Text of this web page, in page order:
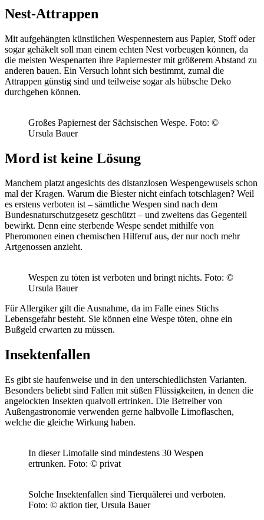
Nest-Attrappen
Mit aufgehängten künstlichen Wespennestern aus Papier, Stoff oder
sogar gehäkelt soll man einem echten Nest vorbeugen können, da
die meisten Wespenarten ihre Papiernester mit größerem Abstand zu
anderen bauen. Ein Versuch lohnt sich bestimmt, zumal die
Attrappen günstig sind und teilweise sogar als hübsche Deko
durchgehen können.
Großes Papiernest der Sächsischen Wespe. Foto: ©
Ursula Bauer
Mord ist keine Lösung
Manchem platzt angesichts des distanzlosen Wespengewusels schon
mal der Kragen. Warum die Biester nicht einfach totschlagen? Weil
es erstens verboten ist – sämtliche Wespen sind nach dem
Bundesnaturschutzgesetz geschützt – und zweitens das Gegenteil
bewirkt. Denn eine sterbende Wespe sendet mithilfe von
Pheromonen einen chemischen Hilferuf aus, der nur noch mehr
Artgenossen anzieht.
Wespen zu töten ist verboten und bringt nichts. Foto: ©
Ursula Bauer
Für Allergiker gilt die Ausnahme, da im Falle eines Stichs
Lebensgefahr besteht. Sie können eine Wespe töten, ohne ein
Bußgeld erwarten zu müssen.
Insektenfallen
Es gibt sie haufenweise und in den unterschiedlichsten Varianten.
Besonders beliebt sind Fallen mit süßen Flüssigkeiten, in denen die
angelockten Insekten qualvoll ertrinken. Die Betreiber von
Außengastronomie verwenden gerne halbvolle Limoflaschen,
welche die gleiche Wirkung haben.
In dieser Limofalle sind mindestens 30 Wespen
ertrunken. Foto: © privat
Solche Insektenfallen sind Tierquälerei und verboten.
Foto: © aktion tier, Ursula Bauer